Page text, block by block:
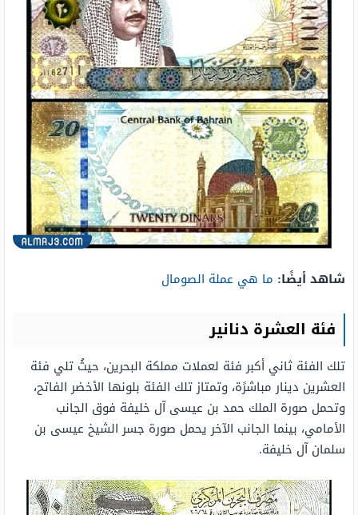
شاهد أيضًا: ما هي عملة الصومال
فئة العشرة دنانير
تلك الفئة ثاني أكبر فئة لعملات مملكة البحرين، حيثُ تلي فئة
العشرين دينار مباشرًة، وتمتاز تلك الفئة بلونها الأخضر الفاتح،
وتحمل صورة الملك حمد بن عيسى آل خليفة فوق الجانب
الأمامي، بينما الجانب الآخر يحمل صورة جسر الشيخ عيسى بن
سلمان آل خليفة.